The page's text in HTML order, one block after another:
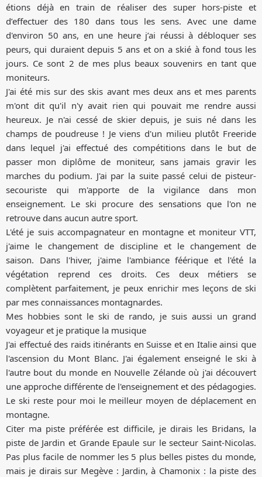
étions déjà en train de réaliser des super hors-piste et
d’effectuer des 180 dans tous les sens. Avec une dame
d'environ 50 ans, en une heure j’ai réussi à débloquer ses
peurs, qui duraient depuis 5 ans et on a skié à fond tous les
jours. Ce sont 2 de mes plus beaux souvenirs en tant que
moniteurs.
J'ai été mis sur des skis avant mes deux ans et mes parents
m'ont dit qu'il n'y avait rien qui pouvait me rendre aussi
heureux. Je n'ai cessé de skier depuis, je suis né dans les
champs de poudreuse ! Je viens d'un milieu plutôt Freeride
dans lequel j'ai effectué des compétitions dans le but de
passer mon diplôme de moniteur, sans jamais gravir les
marches du podium. J'ai par la suite passé celui de pisteur-
secouriste qui m'apporte de la vigilance dans mon
enseignement. Le ski procure des sensations que l'on ne
retrouve dans aucun autre sport.
L'été je suis accompagnateur en montagne et moniteur VTT,
j'aime le changement de discipline et le changement de
saison. Dans l'hiver, j'aime l'ambiance féérique et l'été la
végétation reprend ces droits. Ces deux métiers se
complètent parfaitement, je peux enrichir mes leçons de ski
par mes connaissances montagnardes.
Mes hobbies sont le ski de rando, je suis aussi un grand
voyageur et je pratique la musique
J'ai effectué des raids itinérants en Suisse et en Italie ainsi que
l'ascension du Mont Blanc. J'ai également enseigné le ski à
l'autre bout du monde en Nouvelle Zélande où j'ai découvert
une approche différente de l'enseignement et des pédagogies.
Le ski reste pour moi le meilleur moyen de déplacement en
montagne.
Citer ma piste préférée est difficile, je dirais les Bridans, la
piste de Jardin et Grande Epaule sur le secteur Saint-Nicolas.
Pas plus facile de nommer les 5 plus belles pistes du monde,
mais je dirais sur Megève : Jardin, à Chamonix : la piste des